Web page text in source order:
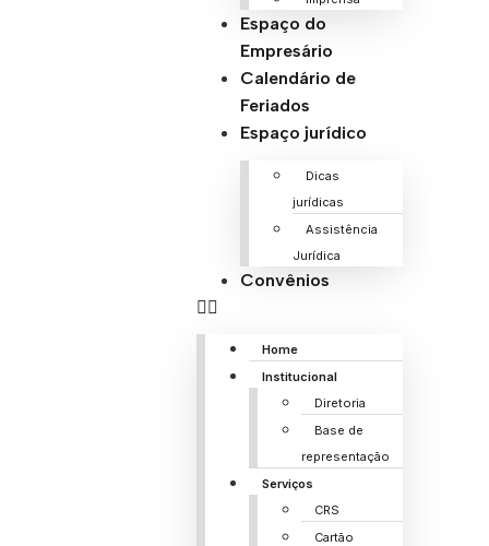
Espaço do
Empresário
Calendário de
Feriados
Espaço jurídico
Dicas
jurídicas
Assistência
Jurídica
Convênios
Home
Institucional
Diretoria
Base de
representação
Serviços
CRS
Cartão